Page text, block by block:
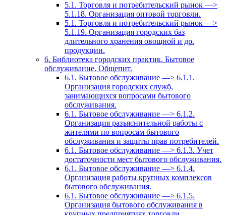
5.1. Торговля и потребительский рынок —>
5.1.18. Организация оптовой торговли.
5.1. Торговля и потребительский рынок —>
5.1.19. Организация городских баз
длительного хранения овощной и др.
продукции.
6. Библиотека городских практик. Бытовое
обслуживание. Общепит.
6.1. Бытовое обслуживание —> 6.1.1.
Организация городских служб,
занимающихся вопросами бытового
обслуживания.
6.1. Бытовое обслуживание —> 6.1.2.
Организация разъяснительной работы с
жителями по вопросам бытового
обслуживания и защиты прав потребителей.
6.1. Бытовое обслуживание —> 6.1.3. Учет
достаточности мест бытового обслуживания.
6.1. Бытовое обслуживание —> 6.1.4.
Организация работы крупных комплексов
бытового обслуживания.
6.1. Бытовое обслуживание —> 6.1.5.
Организация бытового обслуживания в